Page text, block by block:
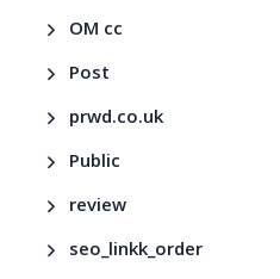
OM cc
Post
prwd.co.uk
Public
review
seo_linkk_order